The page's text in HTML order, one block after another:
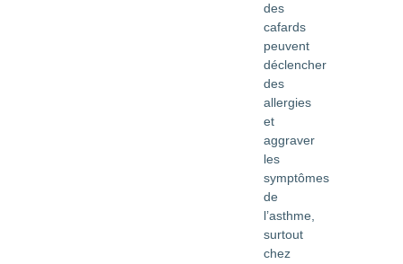
des
cafards
peuvent
déclencher
des
allergies
et
aggraver
les
symptômes
de
l’asthme,
surtout
chez